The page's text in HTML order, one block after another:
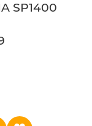
SP1400